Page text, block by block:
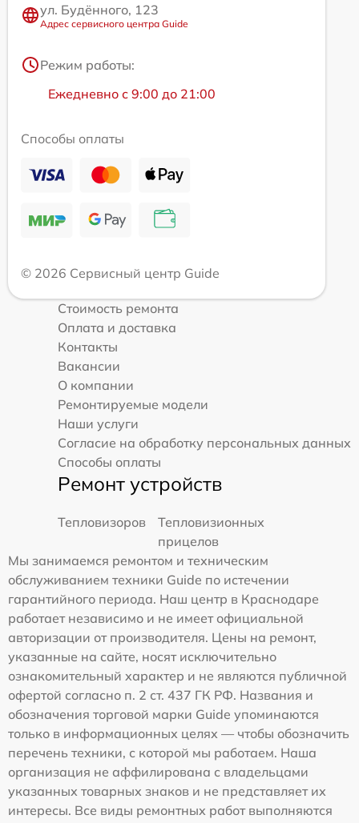
ул. Будённого, 123
Адрес сервисного центра Guide
Режим работы:
Ежедневно с 9:00 до 21:00
Способы оплаты
© 2026 Сервисный центр Guide
Стоимость ремонта
Оплата и доставка
Контакты
Вакансии
О компании
Ремонтируемые модели
Наши услуги
Согласие на обработку персональных данных
Способы оплаты
Ремонт устройств
Тепловизоров
Тепловизионных
прицелов
Мы занимаемся ремонтом и техническим
обслуживанием техники Guide по истечении
гарантийного периода. Наш центр в Краснодаре
работает независимо и не имеет официальной
авторизации от производителя. Цены на ремонт,
указанные на сайте, носят исключительно
ознакомительный характер и не являются публичной
офертой согласно п. 2 ст. 437 ГК РФ. Названия и
обозначения торговой марки Guide упоминаются
только в информационных целях — чтобы обозначить
перечень техники, с которой мы работаем. Наша
организация не аффилирована с владельцами
указанных товарных знаков и не представляет их
интересы. Все виды ремонтных работ выполняются